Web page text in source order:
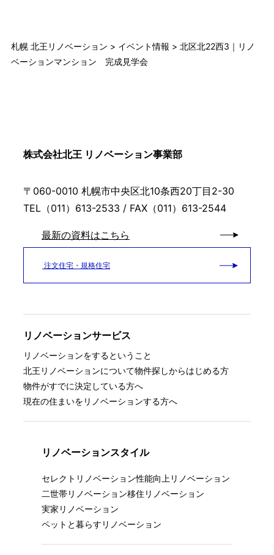
札幌 北王リノベーション > イベント情報 > 北区北22西3｜リノ
ベーションマンション 完成見学会
株式会社北王 リノベーション事業部
〒060-0010 札幌市中央区北10条西20丁目2-30
TEL（011）613-2533 / FAX（011）613-2544
最新の資料はこちら
注文住宅・規格住宅
リノベーションサービス
リノベーションをするということ
北王リノベーションについて物件探しからはじめる方
物件がすでに決定している方へ
現在の住まいをリノベーションする方へ
リノベーションスタイル
セレクトリノベーション性能向上リノベーション
二世帯リノベーション移住リノベーション
実家リノベーション
ペットと暮らすリノベーション